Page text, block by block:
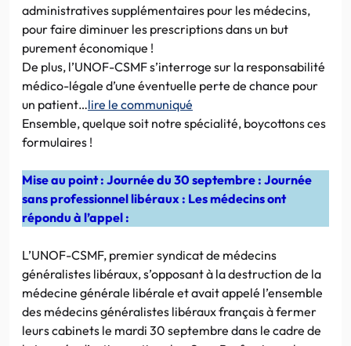
administratives supplémentaires pour les médecins,
pour faire diminuer les prescriptions dans un but
purement économique !
De plus, l’UNOF-CSMF s’interroge sur la responsabilité
médico-légale d’une éventuelle perte de chance pour
un patient…lire le communiqué
Ensemble, quelque soit notre spécialité, boycottons ces
formulaires !
Mise au point : Journée du 30 septembre : Journée
sans professionnel libéraux : Les médecins ont
répondu à l’appel :
L’UNOF-CSMF, premier syndicat de médecins
généralistes libéraux, s’opposant à la destruction de la
médecine générale libérale et avait appelé l’ensemble
des médecins généralistes libéraux français à fermer
leurs cabinets le mardi 30 septembre dans le cadre de